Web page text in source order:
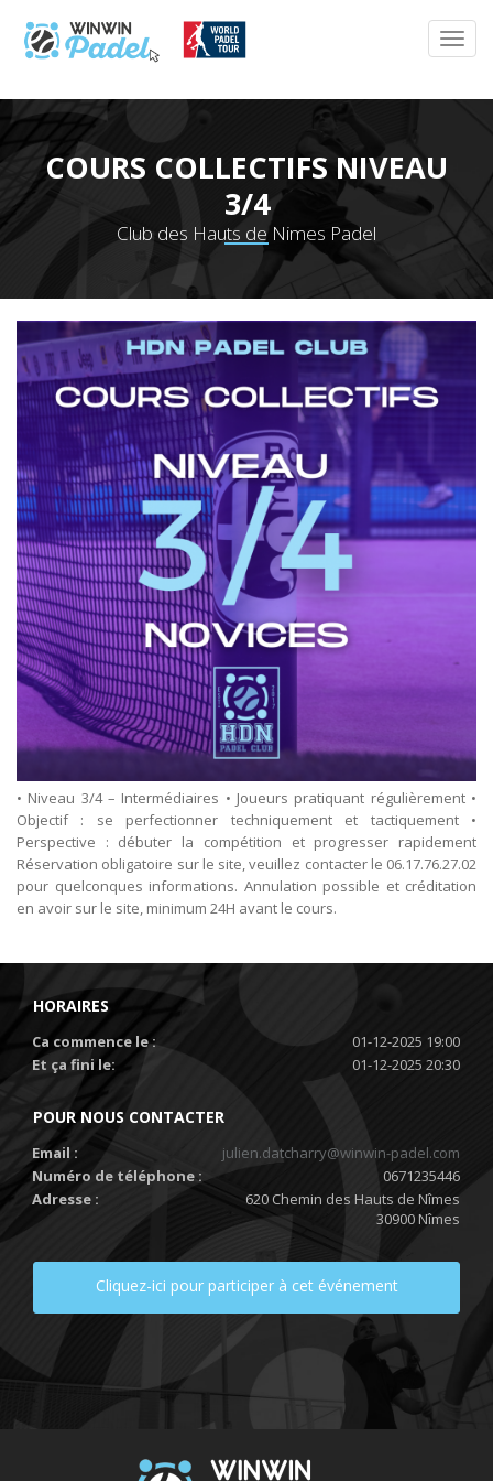
COURS COLLECTIFS NIVEAU
3/4
Club des Hauts de Nimes Padel
• Niveau 3/4 – Intermédiaires • Joueurs pratiquant régulièrement •
Objectif : se perfectionner techniquement et tactiquement •
Perspective : débuter la compétition et progresser rapidement
Réservation obligatoire sur le site, veuillez contacter le 06.17.76.27.02
pour quelconques informations. Annulation possible et créditation
en avoir sur le site, minimum 24H avant le cours.
HORAIRES
Ca commence le :
01-12-2025 19:00
Et ça fini le:
01-12-2025 20:30
POUR NOUS CONTACTER
Email :
julien.datcharry@winwin-padel.com
Numéro de téléphone :
0671235446
Adresse :
620 Chemin des Hauts de Nîmes
30900 Nîmes
Cliquez-ici pour participer à cet événement